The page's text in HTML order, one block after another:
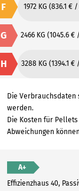
F 1972 KG (836.1 €
G 2466 KG (1045.6 €
H 3288 KG (1394.1 €
Die
werden.
Die Kosten für
Abweichungen
A+
Effizienzhaus 40,